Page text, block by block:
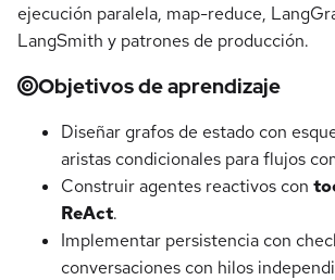
ejecución paralela, map-reduce,
LangSmith y patrones de producción.
Objetivos de aprendizaje
Diseñar grafos de estado con
aristas condicionales para flujos
Construir agentes reactivos con
ReAct.
Implementar persistencia con
conversaciones con hilos